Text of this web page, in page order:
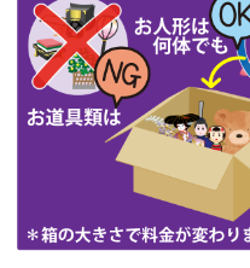
見つけまし...
第62回人形供養祭令
第61回人形供養祭
第60回人形供養祭令
第59回人形供養祭
第58回人形供養祭令